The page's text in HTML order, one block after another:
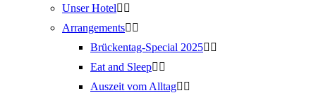
Unser Hotel
Arrangements
Brückentag-Special 2025
Eat and Sleep
Auszeit vom Alltag